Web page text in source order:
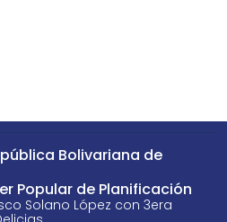
Bolivariana de
Popular de Planificación
Solano López con 3era